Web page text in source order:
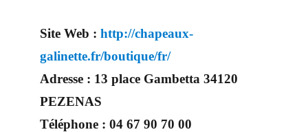
Site Web : http://chapeaux-
galinette.fr/boutique/fr/
Adresse : 13 place Gambetta 34120
PEZENAS
Téléphone : 04 67 90 70 00